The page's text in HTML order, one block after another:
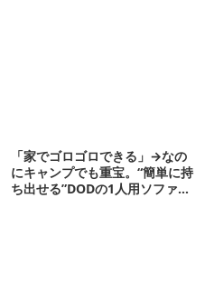
「家でゴロゴロできる」→なの
にキャンプでも重宝。“簡単に持
ち出せる”DODの1人用ソファが